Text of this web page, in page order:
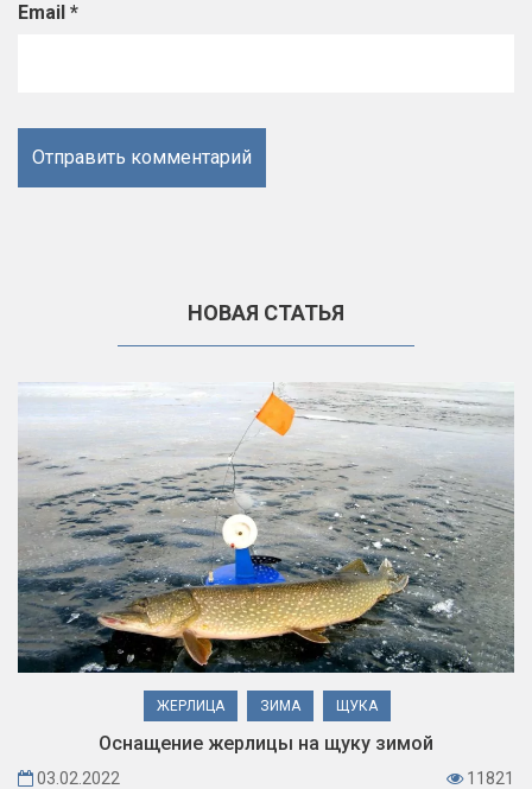
Email *
НОВАЯ СТАТЬЯ
ЖЕРЛИЦА ЗИМА ЩУКА
Оснащение жерлицы на щуку зимой
03.02.2022 11821